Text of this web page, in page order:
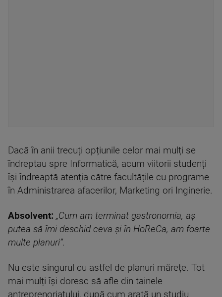
Dacă în anii trecuți opțiunile celor mai mulți se
îndreptau spre Informatică, acum viitorii studenți
își îndreaptă atenția către facultățile cu programe
în Administrarea afacerilor, Marketing ori Inginerie.
Absolvent: „Cum am terminat gastronomia, aș
putea să îmi deschid ceva și în HoReCa, am foarte
multe planuri”.
Nu este singurul cu astfel de planuri mărețe. Tot
mai mulți își doresc să afle din tainele
antreprenoriatului, după cum arată un studiu